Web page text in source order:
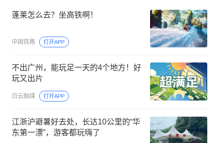
蓬莱怎么去？坐高铁啊！
中国铁路 打开APP
不出广州，能玩足一天的4个地方！好
玩又出片
白云融媒 打开APP
江浙沪避暑好去处，长达10公里的“华
东第一漂”，游客都玩嗨了